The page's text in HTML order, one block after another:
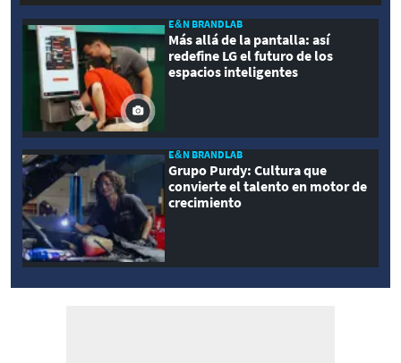
E&N BRANDLAB
Más allá de la pantalla: así
redefine LG el futuro de los
espacios inteligentes
E&N BRANDLAB
Grupo Purdy: Cultura que
convierte el talento en motor de
crecimiento